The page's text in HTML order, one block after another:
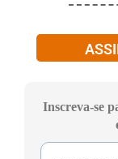
Inscreva-se